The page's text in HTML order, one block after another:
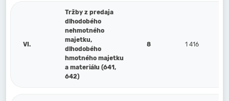
VI.
Tržby z predaja
dlhodobého
nehmotného
majetku,
dlhodobého
hmotného majetku
a materiálu (641,
642)
8 1 416